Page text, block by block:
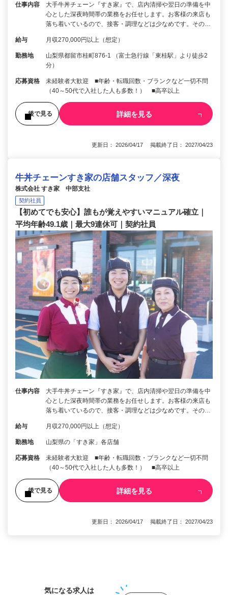
仕事内容
大手牛丼チェーン『すき家』で、店内清掃や翌日の準備を中
心とした深夜時間帯の業務をお任せします。お客様の来店も
落ち着いているので、接客・調理などは少なめです。その…
給与 月収270,000円以上（想定）
勤務地
山梨県都留市桂町876-1 （富士急行線「東桂駅」より徒歩2
分）
応募資格
未経験者大歓迎 ■年齢・転職回数・ブランクなど一切不問
（40～50代で入社した人も多数！） ■高卒以上
後で見る 詳細を見る
更新日： 2026/04/17 掲載終了日： 2027/04/23
牛丼チェーンすき家の店舗スタッフ／深夜
株式会社 すき家 中部支社
契約社員
【初めてでも安心】誰もが覚えやすいマニュアル確立｜
平均年齢49.1歳｜最大9連休可｜契約社員
仕事内容
大手牛丼チェーン『すき家』で、店内清掃や翌日の準備を中
心とした深夜時間帯の業務をお任せします。お客様の来店も
落ち着いているので、接客・調理などは少なめです。その…
給与 月収270,000円以上（想定）
勤務地 山梨県の「すき家」各店舗
応募資格
未経験者大歓迎 ■年齢・転職回数・ブランクなど一切不問
（40～50代で入社した人も多数！） ■高卒以上
後で見る 詳細を見る
更新日： 2026/04/17 掲載終了日： 2027/04/23
気になる求人は